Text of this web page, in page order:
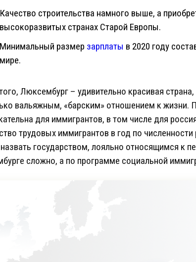
Качество строительства намного выше, а
высокоразвитых странах Старой Европы.
Минимальный размер зарплаты в 2020 году
мире.
Люксембург – удивительно красивая
вальяжным, «барским» отношением к жизни.
для иммигрантов, в том числе для
трудовых иммигрантов в год по
государством, лояльно относящимся к
сложно, а по программе социальной